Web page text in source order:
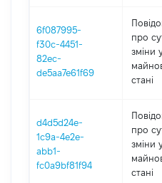
6f087995-
f30c-4451-
82ec-
de5aa7e61f69
про
зміни
стані
d4d5d24e-
1c9a-4e2e-
abb1-
fc0a9bf81f94
про
зміни
стані